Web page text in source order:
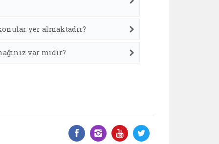
yer almaktadır?
var mıdır?
Facebook üzerinde paylaş
Instagram'da paylaş
YouTube
Twitter